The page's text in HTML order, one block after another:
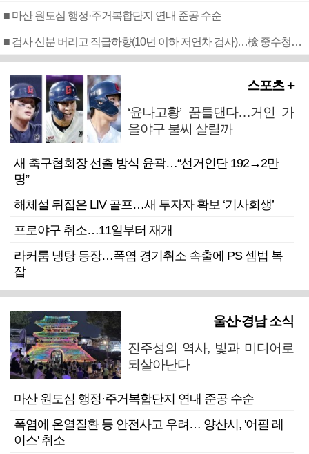
■ 마산 원도심 행정·주거복합단지 연내 준공 수순
■ 검사 신분 버리고 직급하향(10년 이하 저연차 검사)…檢 중수청행 기피
스포츠 +
‘윤나고황’ 꿈틀댄다…거인 가
을야구 불씨 살릴까
새 축구협회장 선출 방식 윤곽…“선거인단 192→2만
명”
해체설 뒤집은 LIV 골프…새 투자자 확보 ‘기사회생’
프로야구 취소…11일부터 재개
라커룸 냉탕 등장…폭염 경기취소 속출에 PS 셈법 복
잡
울산·경남 소식
진주성의 역사, 빛과 미디어로
되살아난다
마산 원도심 행정·주거복합단지 연내 준공 수순
폭염에 온열질환 등 안전사고 우려… 양산시, '어필 레
이스' 취소